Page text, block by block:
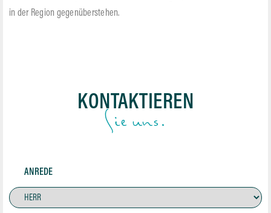
in der Region gegenüberstehen.
KONTAKTIEREN
Sie uns.
ANREDE